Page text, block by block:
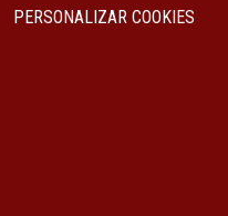
PERSONALIZAR COOKIES